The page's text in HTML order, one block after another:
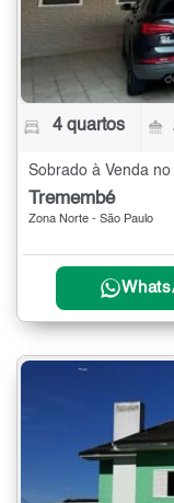
4 quartos
Sobrado à Venda
Tremembé
Zona Norte - São Paulo